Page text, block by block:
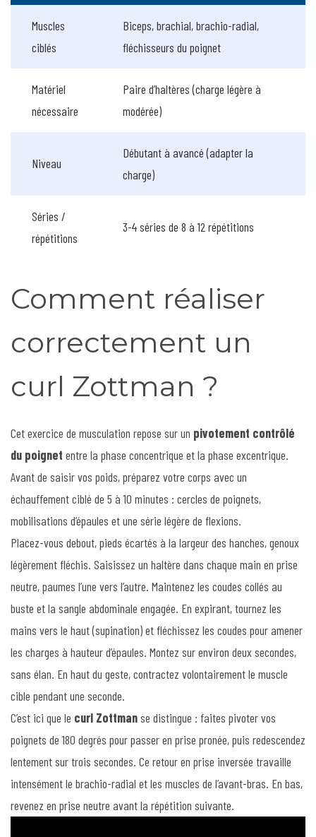
Muscles
ciblés
Biceps, brachial, brachio-radial,
fléchisseurs du poignet
Matériel
nécessaire
Paire d’haltères (charge légère à
modérée)
Niveau
Débutant à avancé (adapter la
charge)
Séries /
répétitions
3-4 séries de 8 à 12 répétitions
Comment réaliser
correctement un
curl Zottman ?
Cet exercice de musculation repose sur un pivotement contrôlé
du poignet entre la phase concentrique et la phase excentrique.
Avant de saisir vos poids, préparez votre corps avec un
échauffement ciblé de 5 à 10 minutes : cercles de poignets,
mobilisations d’épaules et une série légère de flexions.
Placez-vous debout, pieds écartés à la largeur des hanches, genoux
légèrement fléchis. Saisissez un haltère dans chaque main en prise
neutre, paumes l’une vers l’autre. Maintenez les coudes collés au
buste et la sangle abdominale engagée. En expirant, tournez les
mains vers le haut (supination) et fléchissez les coudes pour amener
les charges à hauteur d’épaules. Montez sur environ deux secondes,
sans élan. En haut du geste, contractez volontairement le muscle
cible pendant une seconde.
C’est ici que le curl Zottmanse distingue : faites pivoter vos
poignets de 180 degrés pour passer en prise pronée, puis redescendez
lentement sur trois secondes. Ce retour en prise inversée travaille
intensément le brachio-radial et les muscles de l’avant-bras. En bas,
revenez en prise neutre avant la répétition suivante.